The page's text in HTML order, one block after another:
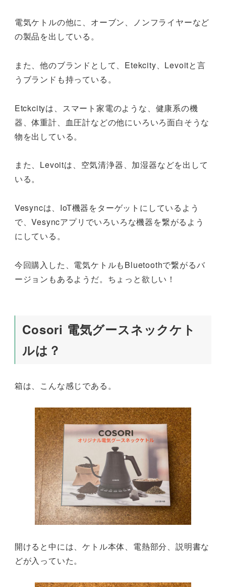
電気ケトルの他に、オーブン、ノンフライヤーなど
の製品を出している。
また、他のブランドとして、Etekcity、Levoitと言
うブランドも持っている。
Etckcityは、スマート家電のような、健康系の機
器、体重計、血圧計などの他にいろいろ面白そうな
物を出している。
また、Levoitは、空気清浄器、加湿器などを出して
いる。
Vesyncは、IoT機器をターゲットにしているよう
で、Vesyncアプリでいろいろな機器を繋がるよう
にしている。
今回購入した、電気ケトルもBluetoothで繋がるバ
ージョンもあるようだ。ちょっと欲しい！
Cosori 電気グースネックケト
ルは？
箱は、こんな感じである。
開けると中には、ケトル本体、電熱部分、説明書な
どが入っていた。